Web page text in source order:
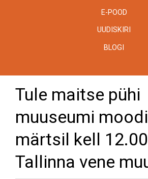
E-POOD
UUDISKIRI
BLOGI
Tule maitse pühi
muuseumi
märtsil kell
Tallinna vene